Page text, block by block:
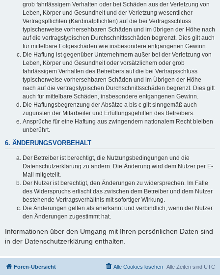
grob fahrlässigem Verhalten oder bei Schäden aus der Verletzung von
Leben, Körper und Gesundheit und der Verletzung wesentlicher
Vertragspflichten (Kardinalpflichten) auf die bei Vertragsschluss
typischerweise vorhersehbaren Schäden und im übrigen der Höhe nach
auf die vertragstypischen Durchschnittsschäden begrenzt. Dies gilt auch
für mittelbare Folgeschäden wie insbesondere entgangenen Gewinn.
Die Haftung ist gegenüber Unternehmern außer bei der Verletzung von
Leben, Körper und Gesundheit oder vorsätzlichem oder grob
fahrlässigem Verhalten des Betreibers auf die bei Vertragsschluss
typischerweise vorhersehbaren Schäden und im Übrigen der Höhe
nach auf die vertragstypischen Durchschnittsschäden begrenzt. Dies gilt
auch für mittelbare Schäden, insbesondere entgangenen Gewinn.
Die Haftungsbegrenzung der Absätze a bis c gilt sinngemäß auch
zugunsten der Mitarbeiter und Erfüllungsgehilfen des Betreibers.
Ansprüche für eine Haftung aus zwingendem nationalem Recht bleiben
unberührt.
6. ÄNDERUNGSVORBEHALT
Der Betreiber ist berechtigt, die Nutzungsbedingungen und die
Datenschutzerklärung zu ändern. Die Änderung wird dem Nutzer per E-
Mail mitgeteilt.
Der Nutzer ist berechtigt, den Änderungen zu widersprechen. Im Falle
des Widerspruchs erlischt das zwischen dem Betreiber und dem Nutzer
bestehende Vertragsverhältnis mit sofortiger Wirkung.
Die Änderungen gelten als anerkannt und verbindlich, wenn der Nutzer
den Änderungen zugestimmt hat.
Informationen über den Umgang mit Ihren persönlichen Daten sind
in der Datenschutzerklärung enthalten.
Foren-Übersicht Alle Zeiten sind UTC
Alle Cookies löschen